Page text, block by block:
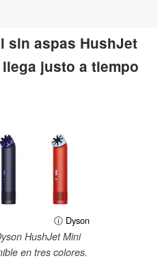
sin aspas HushJet
justo a tiempo
ⓘ Dyson
HushJet Mini
en tres colores.